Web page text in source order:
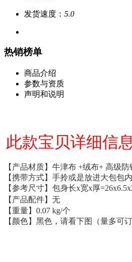
发货速度： 5.0
热销榜单
商品介绍
参数与资质
声明和说明
此款宝贝详细信息
【产品材质】牛津布 +绒布+ 高级防
【携带方式】手拎或是放进大包包内
【参考尺寸】包身长x宽x厚
【产品配件】无
【重量】0.07 kg/个
【颜色】黑色，请看下图（量多可